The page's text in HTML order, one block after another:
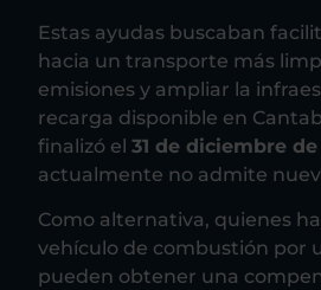
Estas ayudas buscaban
hacia un transporte más
emisiones y ampliar la
recarga disponible en
finalizó el 31 de diciembre de
actualmente no admite
Como alternativa, quienes
vehículo de combustión por
pueden obtener una